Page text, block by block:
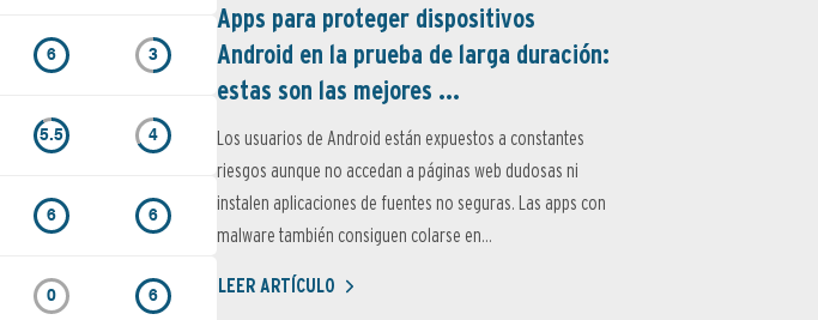
6 3
5.5 4
6 6
0 6
Apps para proteger dispositivos
Android en la prueba de larga duración:
estas son las mejores ...
Los usuarios de Android están expuestos a constantes
riesgos aunque no accedan a páginas web dudosas ni
instalen aplicaciones de fuentes no seguras. Las apps con
malware también consiguen colarse en...
LEER ARTÍCULO